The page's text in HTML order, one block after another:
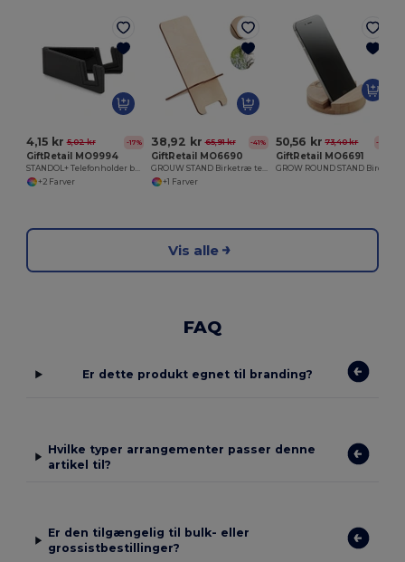
4,15 kr 5,02 kr -17%
GiftRetail MO9994
STANDOL+ Telefonholder bambusfiber/PP
+2 Farver
38,92 kr 65,91 kr -41%
GiftRetail MO6690
GROUW STAND Birketræ telefonholder
+1 Farver
50,56 kr 73,40 kr -31%
GiftRetail MO6691
Vis alle
FAQ
Er dette produkt egnet til branding?
Hvilke typer arrangementer passer denne
artikel til?
Er den tilgængelig til bulk- eller
grossistbestillinger?